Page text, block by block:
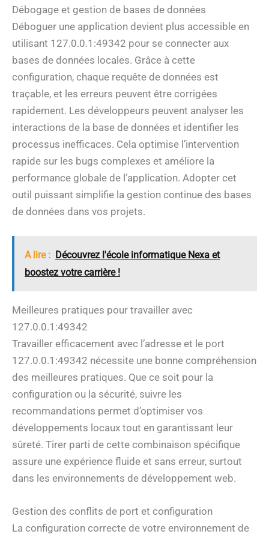
Débogage et gestion de bases de données
Déboguer une application devient plus accessible en
utilisant 127.0.0.1:49342 pour se connecter aux
bases de données locales. Grâce à cette
configuration, chaque requête de données est
traçable, et les erreurs peuvent être corrigées
rapidement. Les développeurs peuvent analyser les
interactions de la base de données et identifier les
processus inefficaces. Cela optimise l’intervention
rapide sur les bugs complexes et améliore la
performance globale de l’application. Adopter cet
outil puissant simplifie la gestion continue des bases
de données dans vos projets.
A lire : Découvrez l'école informatique Nexa et
boostez votre carrière !
Meilleures pratiques pour travailler avec
127.0.0.1:49342
Travailler efficacement avec l’adresse et le port
127.0.0.1:49342 nécessite une bonne compréhension
des meilleures pratiques. Que ce soit pour la
configuration ou la sécurité, suivre les
recommandations permet d’optimiser vos
développements locaux tout en garantissant leur
sûreté. Tirer parti de cette combinaison spécifique
assure une expérience fluide et sans erreur, surtout
dans les environnements de développement web.
Gestion des conflits de port et configuration
La configuration correcte de votre environnement de